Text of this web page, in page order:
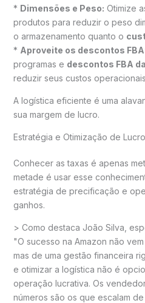
* Dimensões e Peso: Otimize
produtos para reduzir o peso
o armazenamento quanto o
* Aproveite os descontos
programas e descontos FBA
reduzir seus custos
A logística eficiente é uma
sua margem de lucro.
Estratégia e Otimização de Lucro
Conhecer as taxas é apenas
metade é usar esse
estratégia de precificação e
ganhos.
> Como destaca João Silva,
"O sucesso na Amazon não
mas de uma gestão financeira
e otimizar a logística não é
operação lucrativa. Os
números são os que escalam